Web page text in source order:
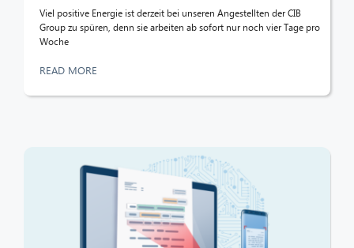
Viel positive Energie ist derzeit bei unseren Angestellten der CIB
Group zu spüren, denn sie arbeiten ab sofort nur noch vier Tage pro
Woche
READ MORE